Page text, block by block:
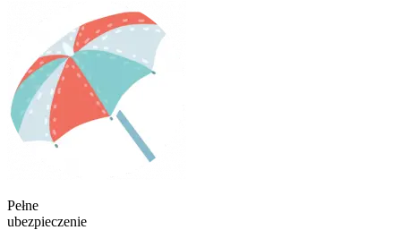
Pełne
ubezpieczenie